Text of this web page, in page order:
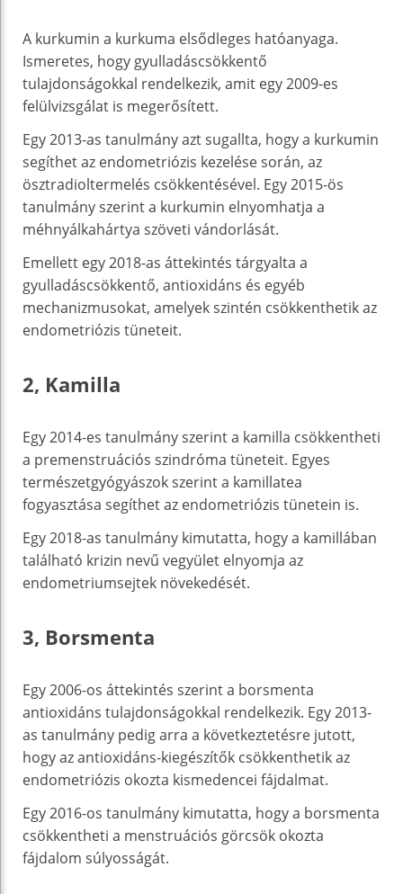
A kurkumin a kurkuma elsődleges hatóanyaga.
Ismeretes, hogy gyulladáscsökkentő
tulajdonságokkal rendelkezik, amit egy 2009-es
felülvizsgálat is megerősített.
Egy 2013-as tanulmány azt sugallta, hogy a kurkumin
segíthet az endometriózis kezelése során, az
ösztradioltermelés csökkentésével. Egy 2015-ös
tanulmány szerint a kurkumin elnyomhatja a
méhnyálkahártya szöveti vándorlását.
Emellett egy 2018-as áttekintés tárgyalta a
gyulladáscsökkentő, antioxidáns és egyéb
mechanizmusokat, amelyek szintén csökkenthetik az
endometriózis tüneteit.
2, Kamilla
Egy 2014-es tanulmány szerint a kamilla csökkentheti
a premenstruációs szindróma tüneteit. Egyes
természetgyógyászok szerint a kamillatea
fogyasztása segíthet az endometriózis tünetein is.
Egy 2018-as tanulmány kimutatta, hogy a kamillában
található krizin nevű vegyület elnyomja az
endometriumsejtek növekedését.
3, Borsmenta
Egy 2006-os áttekintés szerint a borsmenta
antioxidáns tulajdonságokkal rendelkezik. Egy 2013-
as tanulmány pedig arra a következtetésre jutott,
hogy az antioxidáns-kiegészítők csökkenthetik az
endometriózis okozta kismedencei fájdalmat.
Egy 2016-os tanulmány kimutatta, hogy a borsmenta
csökkentheti a menstruációs görcsök okozta
fájdalom súlyosságát.